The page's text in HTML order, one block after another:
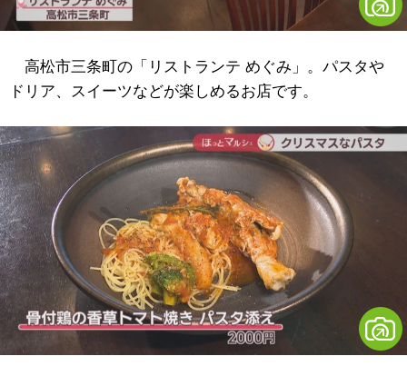
高松市三条町の「リストランテ めぐみ」。パスタや
ドリア、スイーツなどが楽しめるお店です。